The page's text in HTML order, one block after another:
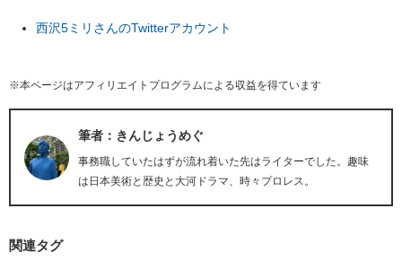
西沢5ミリさんのTwitterアカウント
※本ページはアフィリエイトプログラムによる収益を得ています
筆者：きんじょうめぐ
事務職していたはずが流れ着いた先はライターでした。趣味
は日本美術と歴史と大河ドラマ、時々プロレス。
関連タグ